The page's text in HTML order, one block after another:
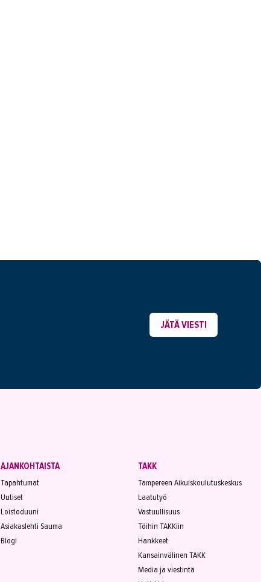
JÄTÄ VIESTI
AJANKOHTAISTA
Tapahtumat
Uutiset
Loistoduuni
Asiakaslehti Sauma
Blogi
TAKK
Tampereen Aikuiskoulutuskeskus
Laatutyö
Vastuullisuus
Töihin TAKKiin
Hankkeet
Kansainvälinen TAKK
Media ja viestintä